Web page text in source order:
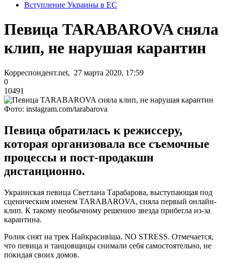
Вступление Украины в ЕС
Певица TARABAROVA сняла
клип, не нарушая карантин
Корреспондент.net, 27 марта 2020, 17:59
0
10491
Фото: instagram.com/tarabarova
Певица обратилась к режиссеру,
которая организовала все съемочные
процессы и пост-продакшн
дистанционно.
Украинская певица Светлана Тарабарова, выступающая под
сценическим именем TARABAROVA, сняла первый онлайн-
клип. К такому необычному решению звезда прибегла из-за
карантина.
Ролик снят на трек Найкрасивіша. NO STRESS. Отмечается,
что певица и танцовщицы снимали себя самостоятельно, не
покидая своих домов.